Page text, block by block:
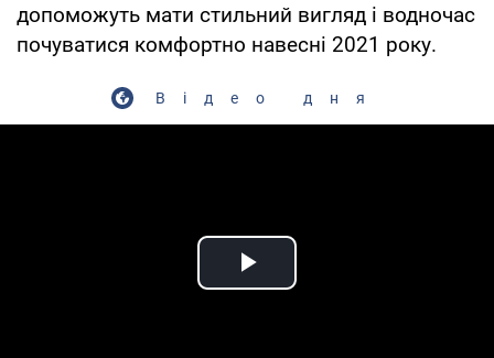
допоможуть мати стильний вигляд і водночас
почуватися комфортно навесні 2021 року.
Відео дня
Play Video